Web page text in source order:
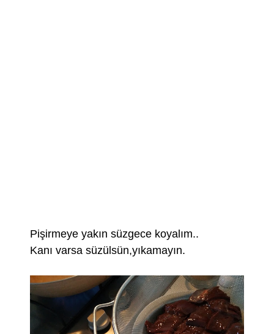
Pişirmeye yakın süzgece koyalım..
Kanı varsa süzülsün,yıkamayın.